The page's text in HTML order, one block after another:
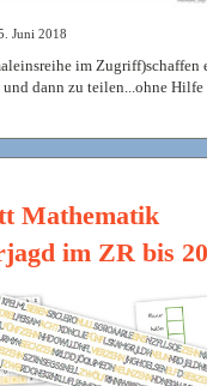
Juni 2018
im Zugriff)schaffen
dann zu teilen...ohne Hilfe
Mathematik
im ZR bis 20